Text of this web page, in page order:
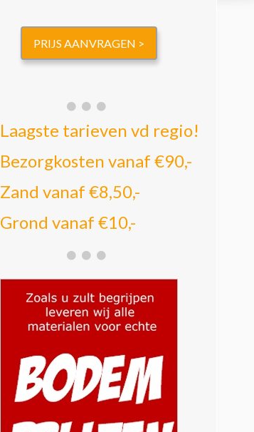
PRIJS AANVRAGEN >
Laagste tarieven vd regio!
Bezorgkosten vanaf €90,-
Zand vanaf €8,50,-
Grond vanaf €10,-